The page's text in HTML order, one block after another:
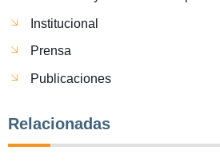
Institucional
Prensa
Publicaciones
Relacionadas